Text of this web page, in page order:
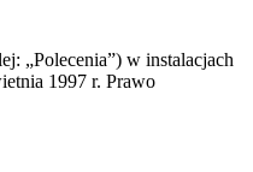
„Polecenia”) w instalacjach
1997 r. Prawo